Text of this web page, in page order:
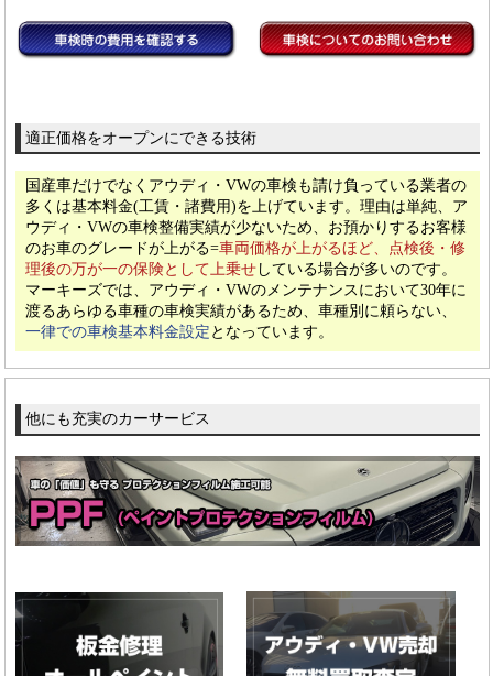
適正価格をオープンにできる技術
国産車だけでなくアウディ・VWの車検も請け負っている業者の
多くは基本料金(工賃・諸費用)を上げています。理由は単純、ア
ウディ・VWの車検整備実績が少ないため、お預かりするお客様
のお車のグレードが上がる=車両価格が上がるほど、点検後・修
理後の万が一の保険として上乗せしている場合が多いのです。
マーキーズでは、アウディ・VWのメンテナンスにおいて30年に
渡るあらゆる車種の車検実績があるため、 車種別に頼らない、
一律での車検基本料金設定となっています。
他にも充実のカーサービス